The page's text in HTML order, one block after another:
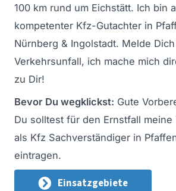
100 km rund um Eichstätt. Ich bin
kompetenter Kfz-Gutachter in
Nürnberg & Ingolstadt. Melde
Verkehrsunfall, ich mache mich
zu Dir!
Bevor Du wegklickst: Gute
Du solltest für den Ernstfall
als Kfz Sachverständiger in
eintragen.
Einsatzgebiete